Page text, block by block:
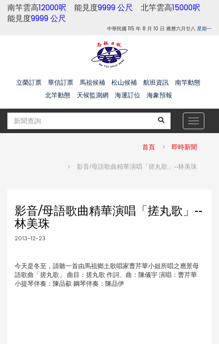
南竿雲高12000呎 能見度9999 公尺 北竿雲高15000呎
能見度9999 公尺
中華民國 115 年 8 月 10 日 農曆六月廿八 星期一
立榮訂票 華信訂票 馬祖候補 松山候補 航班資訊
南竿動態
北竿動態
天候監測網 海運訂位 海象預報
Toggle
首頁 即時新聞
影音/母語歌曲精華演唱「搓丸歌」--林美珠
影音/母語歌曲精華演唱「搓丸歌」--
林美珠
2013-12-23
今天是冬至，請聽一首由馬祖鄉土歌唱家曹芹華小姐所唱之應景母
語歌曲「搓丸歌」 曲目：搓丸歌 作詞、曲：陳儀宇 演唱：曹芹華
小提琴伴奏：陳品叡 鋼琴伴奏：陳品伊